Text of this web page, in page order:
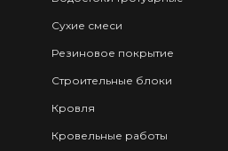
Сухие смеси
Резиновое покрытие
Строительные блоки
Кровля
Кровельные работы